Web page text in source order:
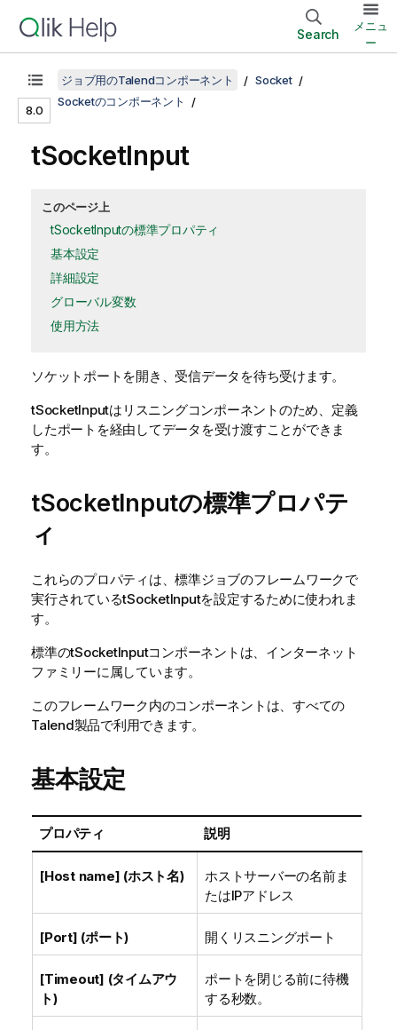
Search
メニュ
ー
8.0
ジョブ用のTalendコンポーネント
Socket
Socketのコンポーネント
tSocketInput
このページ上
tSocketInputの標準プロパティ
基本設定
詳細設定
グローバル変数
使用方法
ソケットポートを開き、受信データを待ち受けます。
tSocketInputはリスニングコンポーネントのため、定義
したポートを経由してデータを受け渡すことができま
す。
tSocketInputの標準プロパテ
ィ
これらのプロパティは、標準ジョブのフレームワークで
実行されているtSocketInputを設定するために使われま
す。
標準のtSocketInputコンポーネントは、 インターネット
ファミリーに属しています。
このフレームワーク内のコンポーネントは、すべての
Talend製品で利用できます。
基本設定
プロパティ 説明
[Host name] (ホスト名)
ホストサーバーの名前ま
たはIPアドレス
[Port] (ポート) 開くリスニングポート
[Timeout] (タイムアウ
ト)
ポートを閉じる前に待機
する秒数。